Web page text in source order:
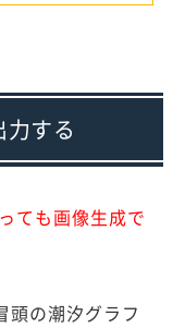
する
ても画像生成で
頭の潮汐グラフ